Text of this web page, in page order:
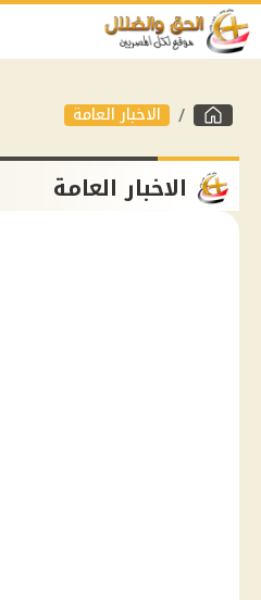
الاخبار العامة
الاخبار العامة